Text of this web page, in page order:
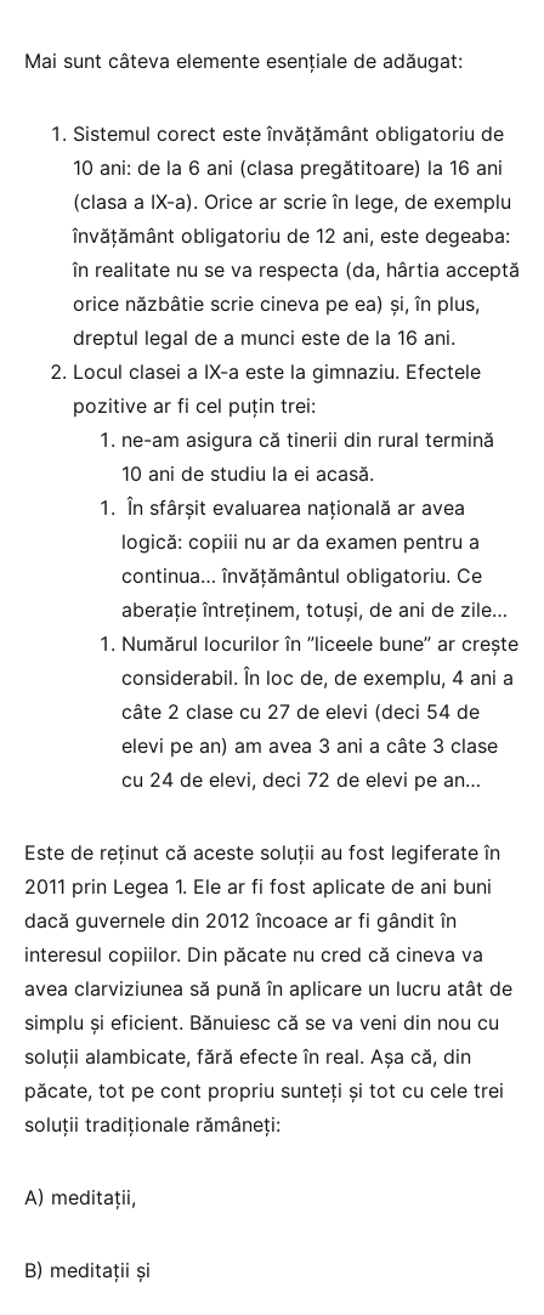
Mai sunt câteva elemente esențiale de adăugat:
Sistemul corect este învățământ obligatoriu de
10 ani: de la 6 ani (clasa pregătitoare) la 16 ani
(clasa a IX-a). Orice ar scrie în lege, de exemplu
învățământ obligatoriu de 12 ani, este degeaba:
în realitate nu se va respecta (da, hârtia acceptă
orice năzbâtie scrie cineva pe ea) și, în plus,
dreptul legal de a munci este de la 16 ani.
Locul clasei a IX-a este la gimnaziu. Efectele
pozitive ar fi cel puțin trei:
ne-am asigura că tinerii din rural termină
10 ani de studiu la ei acasă.
În sfârșit evaluarea națională ar avea
logică: copiii nu ar da examen pentru a
continua… învățământul obligatoriu. Ce
aberație întreținem, totuși, de ani de zile…
Numărul locurilor în ”liceele bune” ar crește
considerabil. În loc de, de exemplu, 4 ani a
câte 2 clase cu 27 de elevi (deci 54 de
elevi pe an) am avea 3 ani a câte 3 clase
cu 24 de elevi, deci 72 de elevi pe an…
Este de reținut că aceste soluții au fost legiferate în
2011 prin Legea 1. Ele ar fi fost aplicate de ani buni
dacă guvernele din 2012 încoace ar fi gândit în
interesul copiilor. Din păcate nu cred că cineva va
avea clarviziunea să pună în aplicare un lucru atât de
simplu și eficient. Bănuiesc că se va veni din nou cu
soluții alambicate, fără efecte în real. Așa că, din
păcate, tot pe cont propriu sunteți și tot cu cele trei
soluții tradiționale rămâneți:
A) meditații,
B) meditații şi